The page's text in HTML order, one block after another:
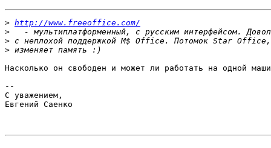
> http://www.freeoffice.com/
>
>
>
Насколько он свободен и может ли работать на одной
--
С уважением,
Евгений Саенко